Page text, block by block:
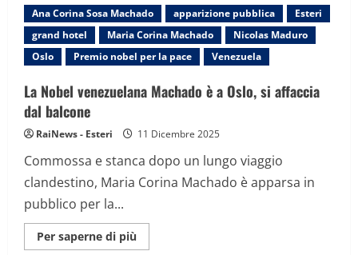
Ana Corina Sosa Machado apparizione pubblica
Esteri
grand hotel
Maria Corina Machado
Nicolas Maduro
Oslo
Premio nobel per la pace Venezuela
La Nobel venezuelana Machado è a Oslo, si affaccia
dal balcone
RaiNews - Esteri 11 Dicembre 2025
Commossa e stanca dopo un lungo viaggio
clandestino, Maria Corina Machado è apparsa in
pubblico per la...
Per saperne di più
informazioni